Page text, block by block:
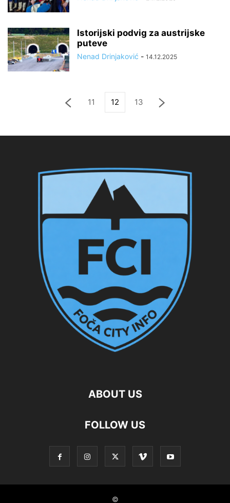
Istorijski podvig za austrijske
puteve
Nenad Drinjaković - 14.12.2025
11 12 13
ABOUT US
FOLLOW US
©